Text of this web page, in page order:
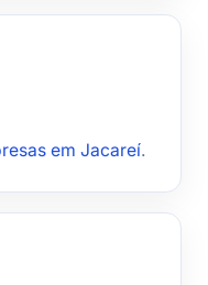
em Jacareí.